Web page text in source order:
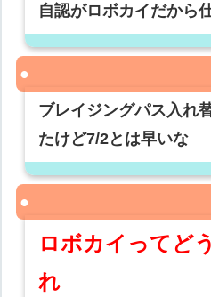
自認がロボカイだから
ブレイジングパス入れ
たけど7/2とは早いな
ロボカイってど
れ